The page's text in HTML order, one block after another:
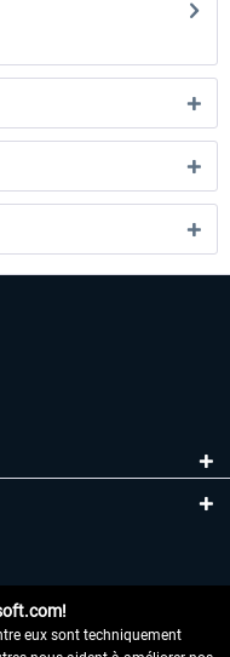
eux sont techniquement